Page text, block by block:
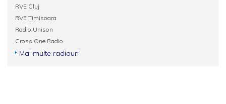
RVE Cluj
RVE Timisoara
Radio Unison
Cross One Radio
Mai multe radiouri